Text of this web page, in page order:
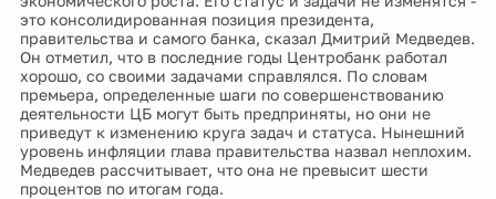
это консолидированная позиция президента,
правительства и самого банка, сказал Дмитрий Медведев.
Он отметил, что в последние годы Центробанк работал
хорошо, со своими задачами справлялся. По словам
премьера, определенные шаги по совершенствованию
деятельности ЦБ могут быть предприняты, но они не
приведут к изменению круга задач и статуса. Нынешний
уровень инфляции глава правительства назвал неплохим.
Медведев рассчитывает, что она не превысит шести
процентов по итогам года.